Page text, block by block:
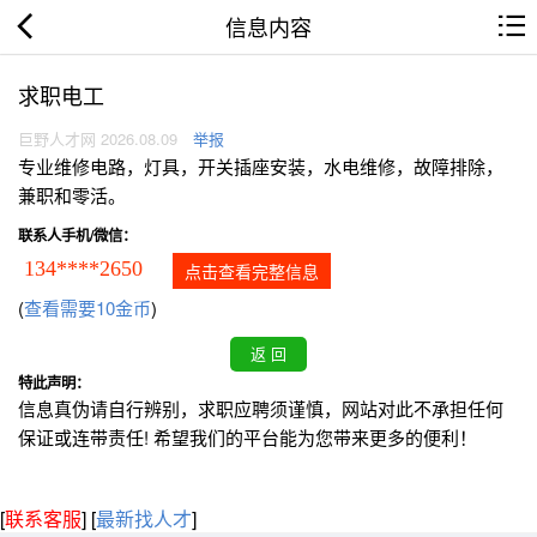
信息内容
求职电工
巨野人才网 2026.08.09 举报
专业维修电路，灯具，开关插座安装，水电维修，故障排除，
兼职和零活。
联系人手机/微信：
134****2650 点击查看完整信息
(查看需要10金币)
特此声明：
信息真伪请自行辨别，求职应聘须谨慎，网站对此不承担任何
保证或连带责任! 希望我们的平台能为您带来更多的便利！
[联系客服] [最新找人才]